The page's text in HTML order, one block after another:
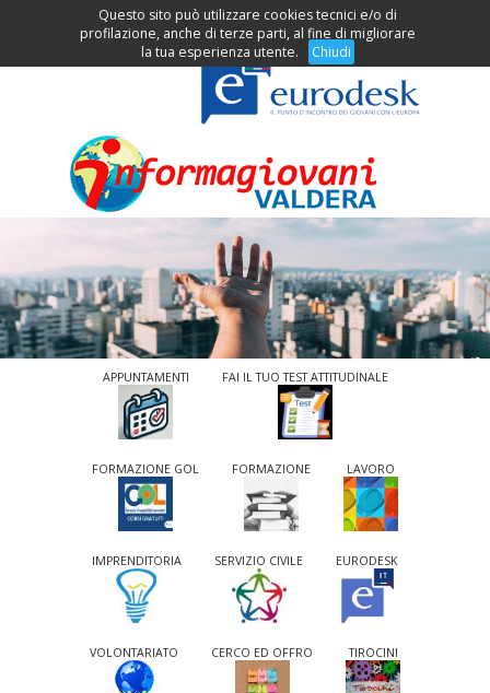
Questo sito può utilizzare cookies tecnici e/o di
profilazione, anche di terze parti, al fine di migliorare
la tua esperienza utente.
Chiudi
Clicca per accedere al menu
APPUNTAMENTI FAI IL TUO TEST ATTITUDINALE
FORMAZIONE GOL FORMAZIONE LAVORO
IMPRENDITORIA SERVIZIO CIVILE EURODESK
VOLONTARIATO CERCO ED OFFRO TIROCINI